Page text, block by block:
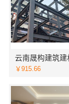
￥915.66